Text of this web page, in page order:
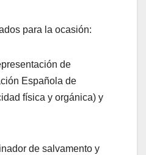
para la ocasión:
de
Española de
física y orgánica) y
de salvamento y